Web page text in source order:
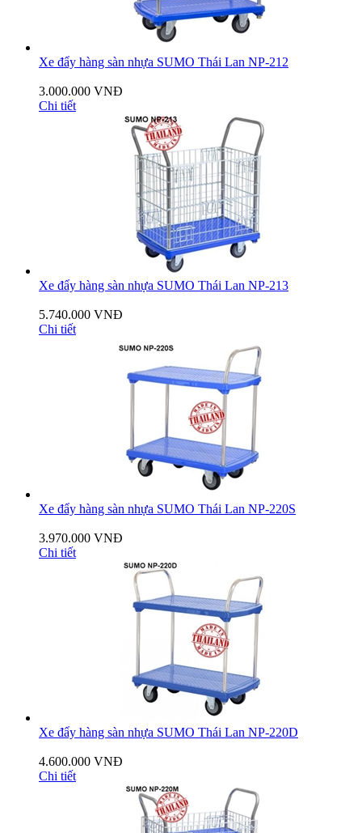
Xe đẩy hàng sàn nhựa SUMO Thái Lan NP-212
3.000.000 VNĐ
Chi tiết
Xe đẩy hàng sàn nhựa SUMO Thái Lan NP-213
5.740.000 VNĐ
Chi tiết
Xe đẩy hàng sàn nhựa SUMO Thái Lan NP-220S
3.970.000 VNĐ
Chi tiết
Xe đẩy hàng sàn nhựa SUMO Thái Lan NP-220D
4.600.000 VNĐ
Chi tiết